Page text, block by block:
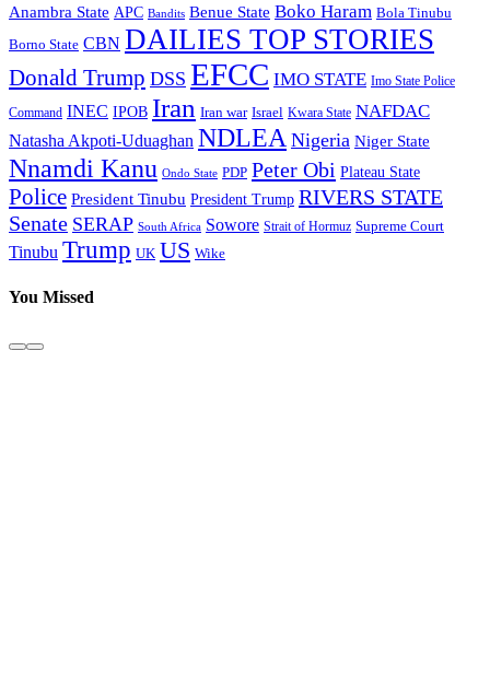
Anambra State APC Bandits Benue State Boko Haram Bola Tinubu
Borno State CBN DAILIES TOP STORIES
Donald Trump DSS EFCC IMO STATE Imo State Police
Command INEC IPOB Iran Iran war Israel Kwara State NAFDAC
Natasha Akpoti-Uduaghan NDLEA Nigeria Niger State
Nnamdi Kanu Ondo State PDP Peter Obi Plateau State
Police President Tinubu President Trump RIVERS STATE
Senate SERAP South Africa Sowore Strait of Hormuz Supreme Court
Tinubu Trump UK US Wike
You Missed